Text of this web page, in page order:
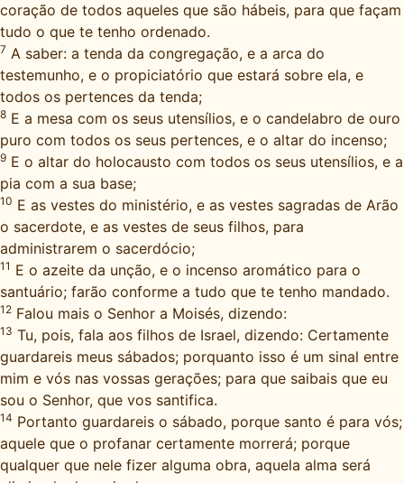
coração de todos aqueles que são hábeis, para que façam
tudo o que te tenho ordenado.
7 A saber: a tenda da congregação, e a arca do
testemunho, e o propiciatório que estará sobre ela, e
todos os pertences da tenda;
8 E a mesa com os seus utensílios, e o candelabro de ouro
puro com todos os seus pertences, e o altar do incenso;
9 E o altar do holocausto com todos os seus utensílios, e a
pia com a sua base;
10 E as vestes do ministério, e as vestes sagradas de Arão
o sacerdote, e as vestes de seus filhos, para
administrarem o sacerdócio;
11 E o azeite da unção, e o incenso aromático para o
santuário; farão conforme a tudo que te tenho mandado.
12 Falou mais o Senhor a Moisés, dizendo:
13 Tu, pois, fala aos filhos de Israel, dizendo: Certamente
guardareis meus sábados; porquanto isso é um sinal entre
mim e vós nas vossas gerações; para que saibais que eu
sou o Senhor, que vos santifica.
14 Portanto guardareis o sábado, porque santo é para vós;
aquele que o profanar certamente morrerá; porque
qualquer que nele fizer alguma obra, aquela alma será